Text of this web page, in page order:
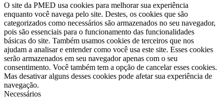
O site da PMED usa cookies para melhorar sua experiência
enquanto você navega pelo site. Destes, os cookies que são
categorizados como necessários são armazenados no seu navegador,
pois são essenciais para o funcionamento das funcionalidades
básicas do site. Também usamos cookies de terceiros que nos
ajudam a analisar e entender como você usa este site. Esses cookies
serão armazenados em seu navegador apenas com o seu
consentimento. Você também tem a opção de cancelar esses cookies.
Mas desativar alguns desses cookies pode afetar sua experiência de
navegação.
Necessários